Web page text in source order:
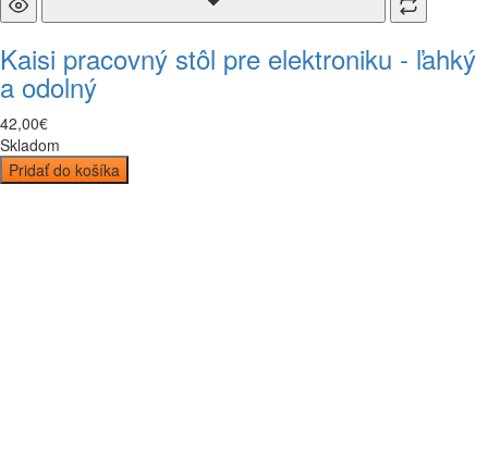
Kaisi pracovný stôl pre elektroniku - ľahký
a odolný
42,00€
Skladom
Pridať do košíka